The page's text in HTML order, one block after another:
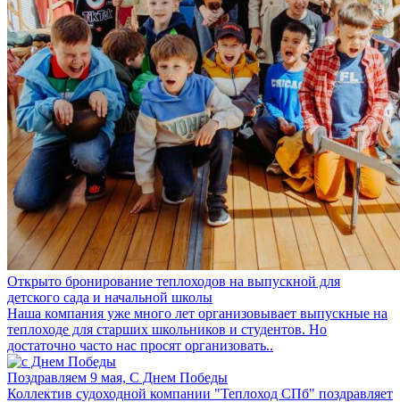
Открыто бронирование теплоходов на выпускной для
детского сада и начальной школы
Наша компания уже много лет организовывает выпускные на
теплоходе для старших школьников и студентов. Но
достаточно часто нас просят организовать..
Поздравляем 9 мая, С Днем Победы
Коллектив судоходной компании "Теплоход СПб" поздравляет